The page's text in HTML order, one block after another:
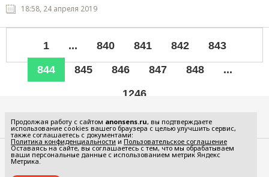
18:58, 24 апреля 2019
1 ... 840 841 842
843
844
845 846 847 848
...
1246
Редакция
Реклама
Продолжая работу с сайтом anonsens.ru, вы подтверждаете
использование cookies вашего браузера с целью улучшить сервис,
также соглашаетесь с документами:
Политика конфиденциальности и Пользовательское соглашение
Оставаясь на сайте, вы соглашаетесь с тем, что мы обрабатываем
ваши персональные данные с использованием метрик Яндекс
Метрика.